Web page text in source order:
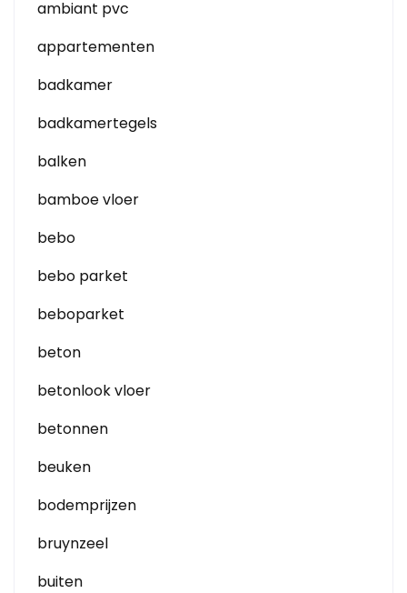
ambiant pvc
appartementen
badkamer
badkamertegels
balken
bamboe vloer
bebo
bebo parket
beboparket
beton
betonlook vloer
betonnen
beuken
bodemprijzen
bruynzeel
buiten